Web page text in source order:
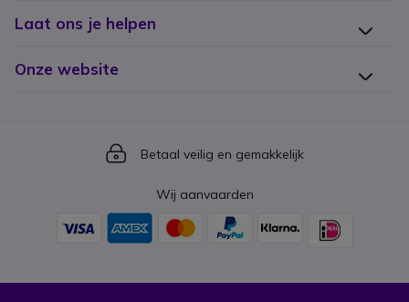
Laat ons je helpen
Onze website
Icon
Betaal veilig en gemakkelijk
Wij aanvaarden